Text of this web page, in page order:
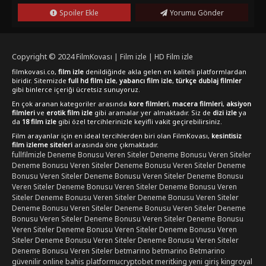
Spoiler Ekle Yorumu Gönder
Copyright © 2024FilmKovası | Film izle | HD Film izle
filmkovasi.co, film izle denildiğinde akla gelen en kaliteli platformlardan
biridir. Sitemizde full hd film izle, yabancı film izle, türkçe dublaj filmler
gibi binlerce içeriği ücretsiz sunuyoruz.
En çok aranan kategoriler arasında kore filmleri, macera filmleri, aksiyon
filmleri ve erotik film izle gibi aramalar yer almaktadır. Siz de dizi izle ya
da 18 film izle gibi özel tercihlerinizle keyifli vakit geçirebilirsiniz.
Film arayanlar için en ideal tercihlerden biri olan FilmKovası, kesintisiz
film izleme siteleri arasında öne çıkmaktadır.
fullfilmizle Deneme Bonusu Veren SitelerDeneme Bonusu Veren Siteler
Deneme Bonusu Veren SitelerDeneme Bonusu Veren SitelerDeneme
Bonusu Veren SitelerDeneme Bonusu Veren SitelerDeneme Bonusu
Veren SitelerDeneme Bonusu Veren SitelerDeneme Bonusu Veren
SitelerDeneme Bonusu Veren SitelerDeneme Bonusu Veren Siteler
Deneme Bonusu Veren SitelerDeneme Bonusu Veren SitelerDeneme
Bonusu Veren SitelerDeneme Bonusu Veren SitelerDeneme Bonusu
Veren SitelerDeneme Bonusu Veren SitelerDeneme Bonusu Veren
SitelerDeneme Bonusu Veren SitelerDeneme Bonusu Veren Siteler
Deneme Bonusu Veren Sitelerbetmarino betmarino Betmarino
güvenilir online bahis platformucryptobetmeritking yeni girişkingroyal